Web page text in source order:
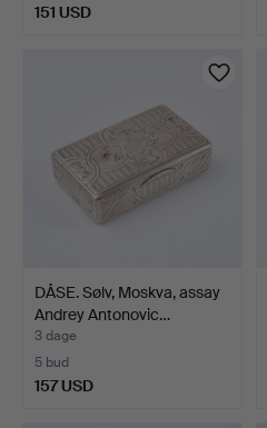
151 USD
DÅSE. Sølv, Moskva, assay
Andrey Antonovic…
3 dage
5 bud
157 USD